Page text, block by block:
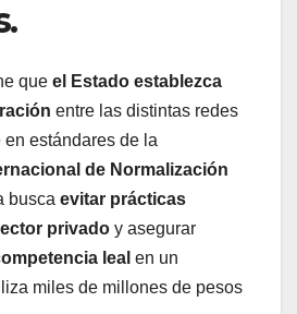
que el Estado establezca
entre las distintas redes
estándares de la
de Normalización
busca evitar prácticas
privado y asegurar
leal en un
miles de millones de pesos